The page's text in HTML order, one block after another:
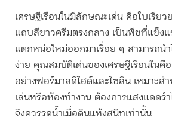
เศรษฐีเรือนในมีลักษณะเด่น คือใบเรีย
แถบสีขาวครีมตรงกลาง เป็นพืชที่แข็ง
แตกหน่อใหม่ออกมาเรื่อย ๆ สามารถน
ง่าย คุณสมบัติเด่นของเศรษฐีเรือนในคื
อย่างฟอร์มาลดีไฮด์และไซลีน เหมาะสำ
เล่นหรือห้องทำงาน ต้องการแสงแดดร
จึงควรรดน้ำเมื่อดินแห้งสนิทเท่านั้น